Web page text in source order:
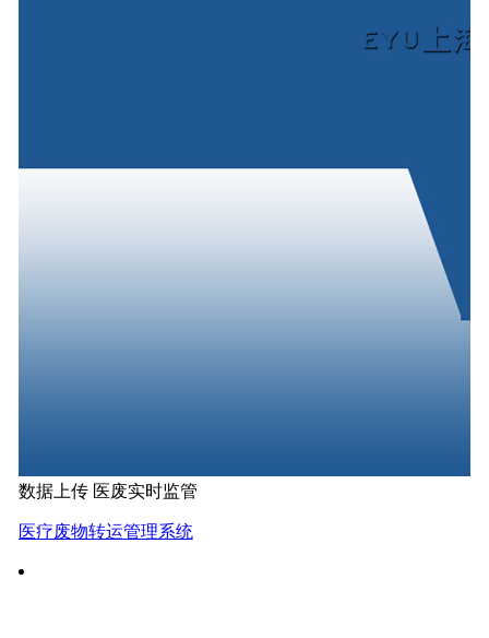
数据上传 医废实时监管
医疗废物转运管理系统